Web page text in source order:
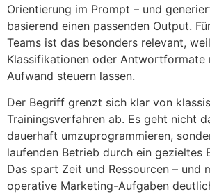
Orientierung im Prompt – und
basierend einen passenden Output.
Teams ist das besonders relevant,
Klassifikationen oder Antwortformate
Aufwand steuern lassen.
Der Begriff grenzt sich klar von
Trainingsverfahren ab. Es geht nicht
dauerhaft umzuprogrammieren,
laufenden Betrieb durch ein gezieltes
Das spart Zeit und Ressourcen – und
operative Marketing-Aufgaben